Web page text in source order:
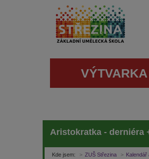
VÝTVARKA
Aristokratka - derniéra
Kde jsem: ZUŠ Střezina Kalendář